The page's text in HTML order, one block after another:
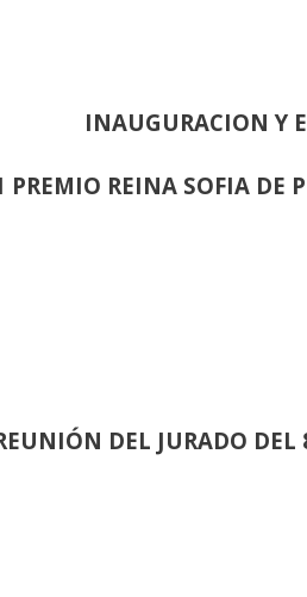
INAUGURACION Y
PREMIO REINA SOFIA DE
DEL JURADO